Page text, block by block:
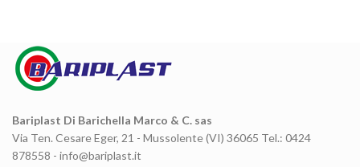
Bariplast Di Barichella Marco & C. sas
Via Ten. Cesare Eger, 21 - Mussolente (VI) 36065 Tel.: 0424
878558 - info@bariplast.it